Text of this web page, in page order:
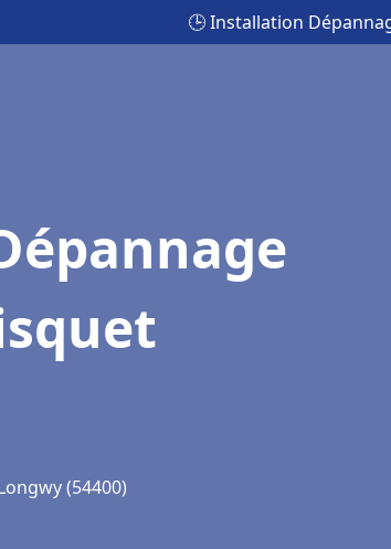
🕒 Installation
(54400)